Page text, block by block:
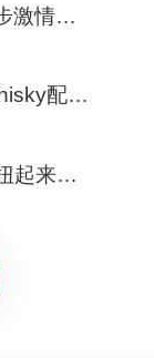
•100首健身房躁动撸铁跑步激情爆棚•01
•美式乡村复古小酒馆享Whisky配抒情Jazz•
•Latino释放天性，不自觉扭起来的西语歌•